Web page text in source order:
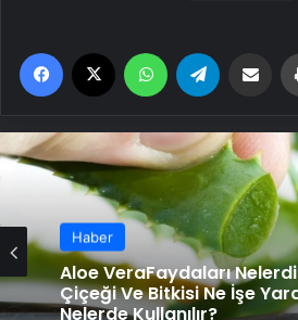
Facebook WhatsApp
Haber
Aloe VeraFaydaları
Çiçeği Ve Bitkisi Ne İşe
Nelerde Kullanılır?